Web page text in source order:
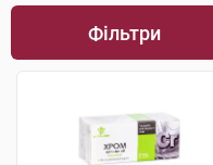
Фільтри